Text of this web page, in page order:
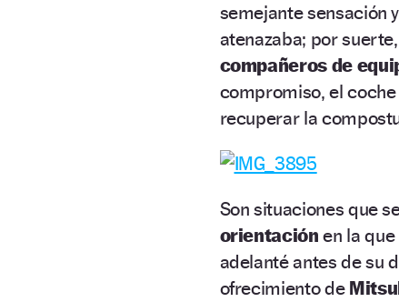
semejante sensación y
atenazaba; por
compañeros de
compromiso, el
recuperar la
Son situaciones que
orientación en la
adelanté antes de su
ofrecimiento de